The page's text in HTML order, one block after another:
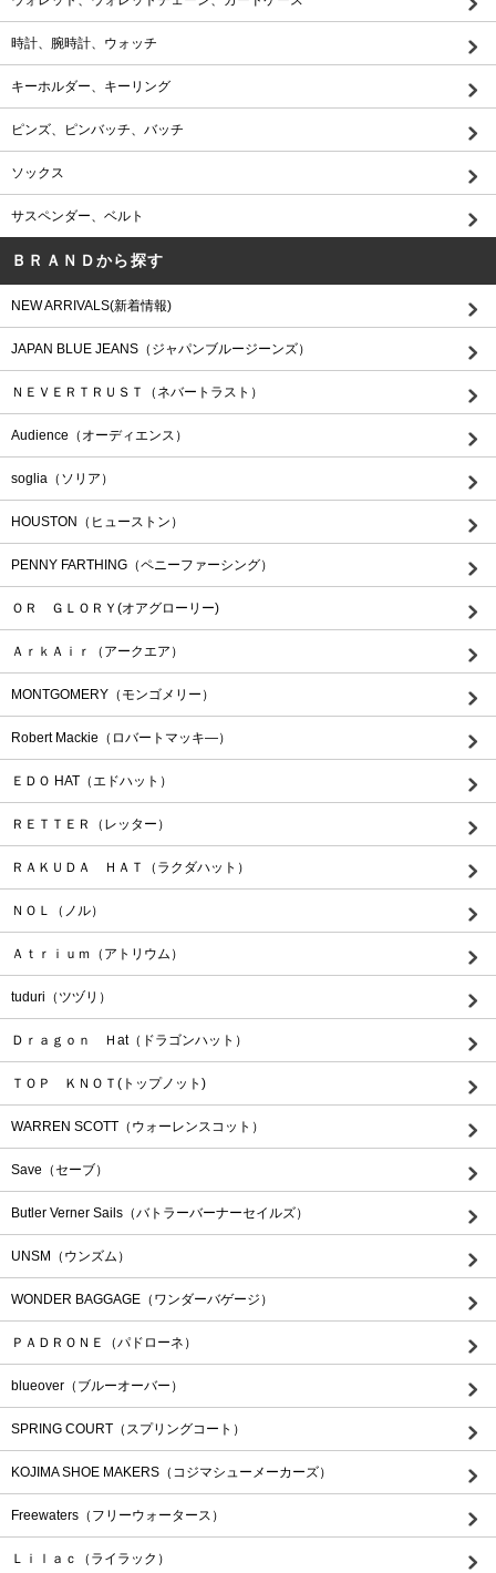
時計、腕時計、ウォッチ
キーホルダー、キーリング
ピンズ、ピンバッチ、バッチ
ソックス
サスペンダー、ベルト
ＢＲＡＮＤから探す
NEW ARRIVALS(新着情報)
JAPAN BLUE JEANS（ジャパンブルージーンズ）
ＮＥＶＥＲＴＲＵＳＴ（ネバートラスト）
Audience（オーディエンス）
soglia（ソリア）
HOUSTON（ヒューストン）
PENNY FARTHING（ペニーファーシング）
ＯＲ ＧＬＯＲＹ(オアグローリー)
ＡｒｋＡｉｒ（アークエア）
MONTGOMERY（モンゴメリー）
Robert Mackie（ロバートマッキ―）
ＥＤＯ HAT（エドハット）
ＲＥＴＴＥＲ（レッター）
ＲＡＫＵＤＡ ＨＡＴ（ラクダハット）
ＮＯＬ（ノル）
Ａｔｒｉｕｍ（アトリウム）
tuduri（ツヅリ）
Ｄｒａｇｏｎ Ｈat（ドラゴンハット）
ＴＯＰ ＫＮＯＴ(トップノット)
WARREN SCOTT（ウォーレンスコット）
Save（セーブ）
Butler Verner Sails（バトラーバーナーセイルズ）
UNSM（ウンズム）
WONDER BAGGAGE（ワンダーバゲージ）
ＰＡＤＲＯＮＥ（パドローネ）
blueover（ブルーオーバー）
SPRING COURT（スプリングコート）
KOJIMA SHOE MAKERS（コジマシューメーカーズ）
Freewaters（フリーウォータース）
Ｌｉｌａｃ（ライラック）